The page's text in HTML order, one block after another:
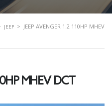
JEEP > JEEP AVENGER 1.2 110HP MHEV
MHEV DCT